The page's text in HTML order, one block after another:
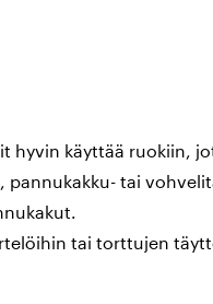
käyttää ruokiin,
tai
tai torttujen